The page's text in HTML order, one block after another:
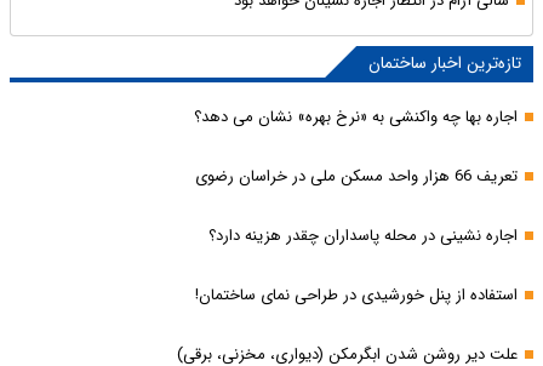
تازه‌ترین اخبار ساختمان
اجاره بها چه واکنشی به «نرخ بهره» نشان می دهد؟
تعریف 66 هزار واحد مسکن ملی در خراسان رضوی
اجاره نشینی در محله پاسداران چقدر هزینه دارد؟
استفاده از پنل خورشیدی در طراحی نمای ساختمان!
علت دیر روشن شدن ابگرمکن (دیواری، مخزنی، برقی)